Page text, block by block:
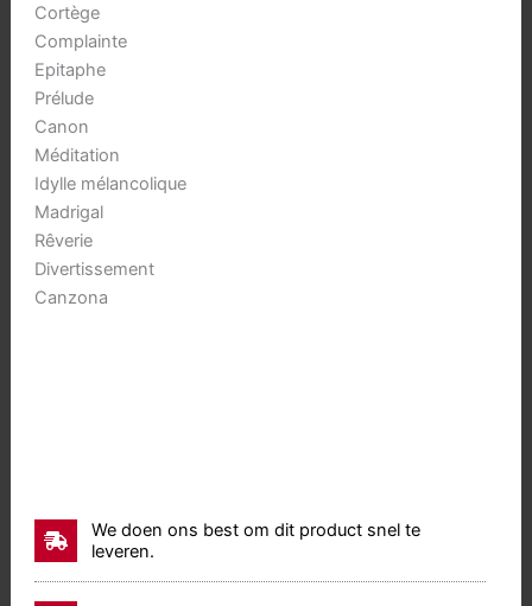
We doen ons best om dit product snel te
leveren.
Cortège
Complainte
Epitaphe
Prélude
Canon
Méditation
Idylle mélancolique
Madrigal
Rêverie
Divertissement
Canzona